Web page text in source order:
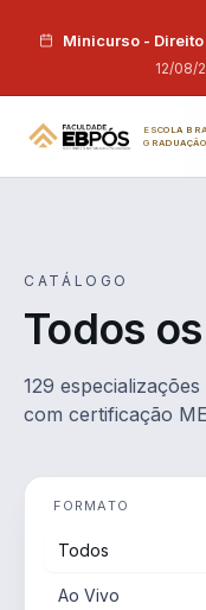
Minicurso -
12/08/
ESCOLA
CATÁLOGO
Todos
129
com certificação
FORMATO
Todos
Ao Vivo